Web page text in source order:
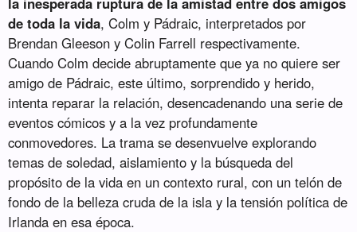
de toda la vida, Colm y Pádraic, interpretados por
Brendan Gleeson y Colin Farrell respectivamente.
Cuando Colm decide abruptamente que ya no quiere ser
amigo de Pádraic, este último, sorprendido y herido,
intenta reparar la relación, desencadenando una serie de
eventos cómicos y a la vez profundamente
conmovedores. La trama se desenvuelve explorando
temas de soledad, aislamiento y la búsqueda del
propósito de la vida en un contexto rural, con un telón de
fondo de la belleza cruda de la isla y la tensión política de
Irlanda en esa época.